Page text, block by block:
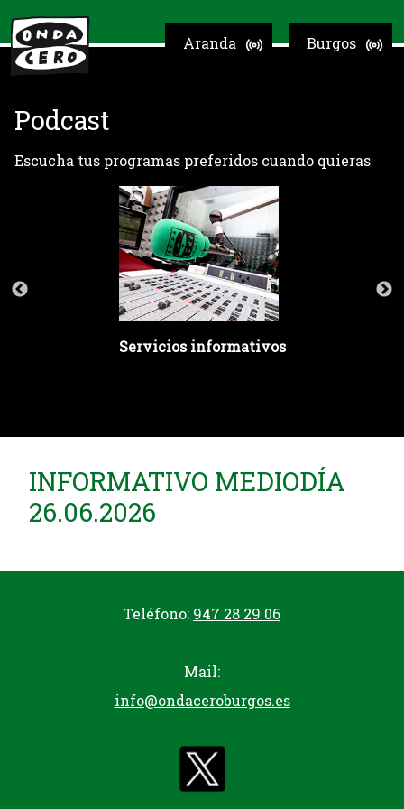
Burgos
Aranda
Podcast
Escucha tus programas preferidos cuando quieras
Servicios informativos
INFORMATIVO MEDIODÍA
26.06.2026
Teléfono: 947 28 29 06
Mail:
info@ondaceroburgos.es